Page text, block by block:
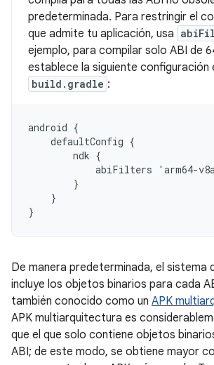
predeterminada. Para restringir el
que admite tu aplicación, usa
ejemplo, para compilar solo ABI de
establece la siguiente configuración
build.gradle :
android {
    defaultConfig {
        ndk {
abiFilters 'arm64-
        }
    }
De manera predeterminada, el sistema
incluye los objetos binarios para cada
también conocido como un APK
APK multiarquitectura es
que el que solo contiene objetos
ABI; de este modo, se obtiene mayor